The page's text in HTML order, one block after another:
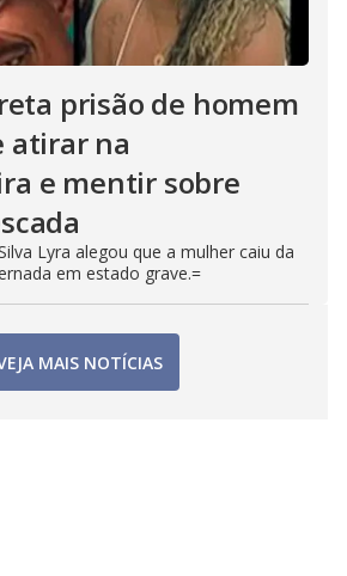
prisão de homem
atirar na
e mentir sobre
Lyra alegou que a mulher caiu da
em estado grave.=
MAIS NOTÍCIAS